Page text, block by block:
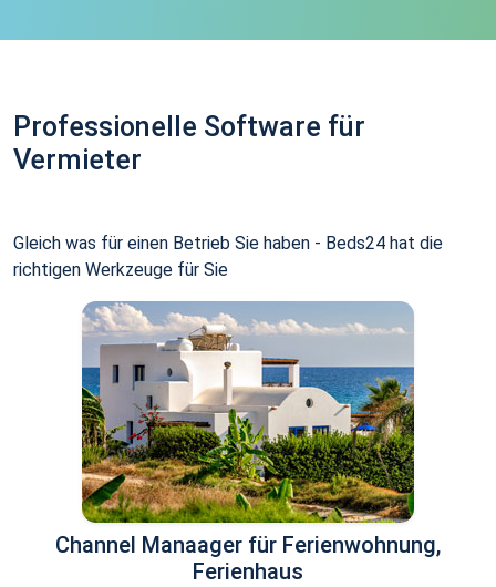
Professionelle Software für
Vermieter
Gleich was für einen Betrieb Sie haben - Beds24 hat die
richtigen Werkzeuge für Sie
Channel Manaager für Ferienwohnung,
Ferienhaus